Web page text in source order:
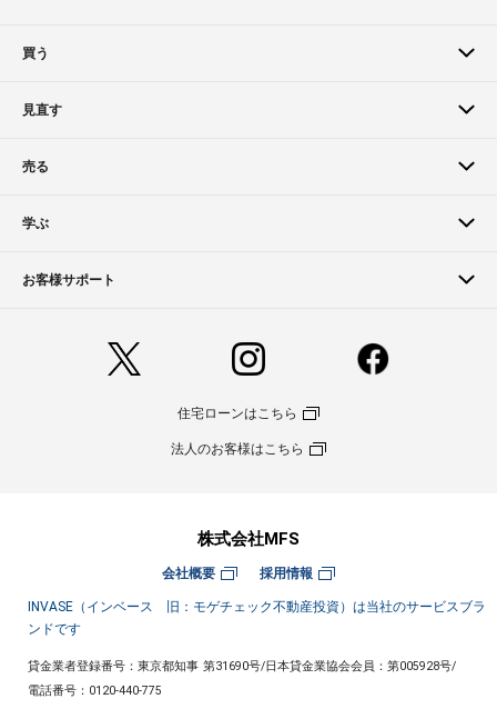
買う
見直す
売る
学ぶ
お客様サポート
住宅ローンはこちら
法人のお客様はこちら
株式会社MFS
会社概要 採用情報
INVASE（インベース 旧：モゲチェック不動産投資）は当社のサービスブラ
ンドです
貸金業者登録番号：東京都知事 第31690号/日本貸金業協会会員：第005928号/
電話番号： 0120-440-775